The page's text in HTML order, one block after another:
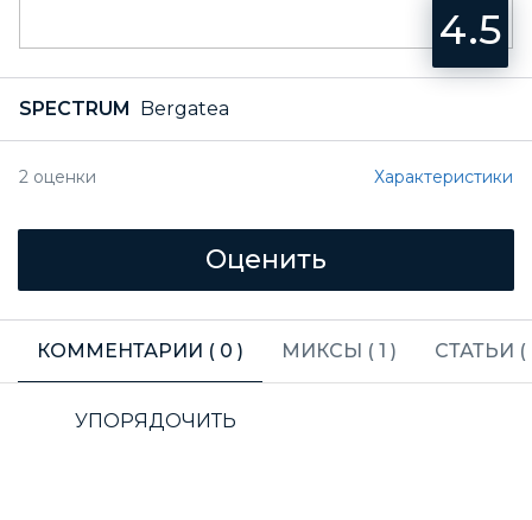
4.5
SPECTRUM Bergatea
2 оценки Характеристики
КОММЕНТАРИИ ( 0 ) МИКСЫ ( 1 ) СТАТЬИ (
УПОРЯДОЧИТЬ